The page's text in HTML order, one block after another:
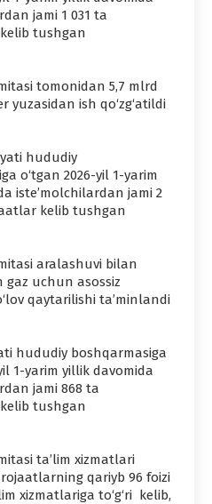
jami 1 031 ta
tushgan
tomonidan 5,7 mlrd
yuzasidan ish qo‘zg‘atildi
hududiy
o‘tgan 2026-yil 1-yarim
iste’molchilardan jami 2
kelib tushgan
aralashuvi bilan
uchun asossiz
qaytarilishi ta’minlandi
hududiy boshqarmasiga
1-yarim yillik davomida
jami 868 ta
tushgan
ta’lim xizmatlari
qariyb 96 foizi
xizmatlariga to‘g‘ri kelib,